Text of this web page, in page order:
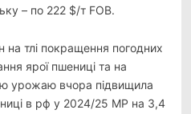
– по 222 $/т FOB.
на тлі покращення погодних
ярої пшениці та на
урожаю вчора підвищила
в рф у 2024/25 МР на 3,4